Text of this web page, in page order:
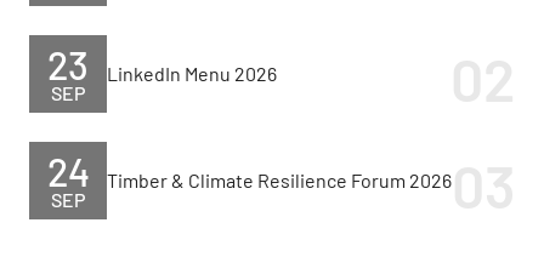
SEP
23 LinkedIn Menu 2026
SEP
24 Timber & Climate Resilience Forum 2026